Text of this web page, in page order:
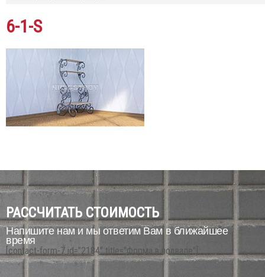
6-1-S
РАССЧИТАТЬ СТОИМОСТЬ
Напишите нам и мы ответим Вам в ближайшее
время
[contact-form-7 id="2184" title="Форма в подвале"]